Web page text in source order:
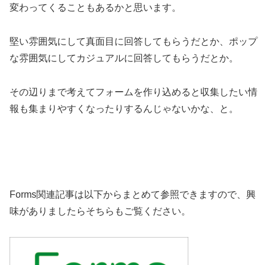
変わってくることもあるかと思います。
堅い雰囲気にして真面目に回答してもらうだとか、ポップ
な雰囲気にしてカジュアルに回答してもらうだとか。
その辺りまで考えてフォームを作り込めると収集したい情
報も集まりやすくなったりするんじゃないかな、と。
Forms関連記事は以下からまとめて参照できますので、興
味がありましたらそちらもご覧ください。